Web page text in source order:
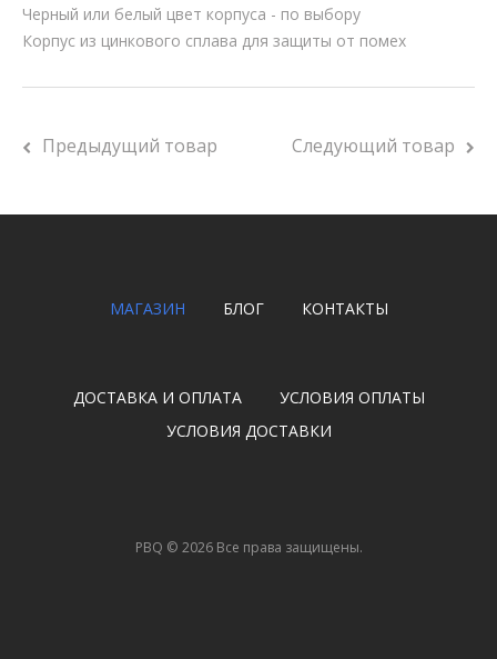
Черный или белый цвет корпуса - по выбору
Корпус из цинкового сплава для защиты от помех
Предыдущий товар Следующий товар
МАГАЗИН БЛОГ КОНТАКТЫ
ДОСТАВКА И ОПЛАТА
УСЛОВИЯ ОПЛАТЫ
УСЛОВИЯ ДОСТАВКИ
PBQ © 2026Все права защищены.